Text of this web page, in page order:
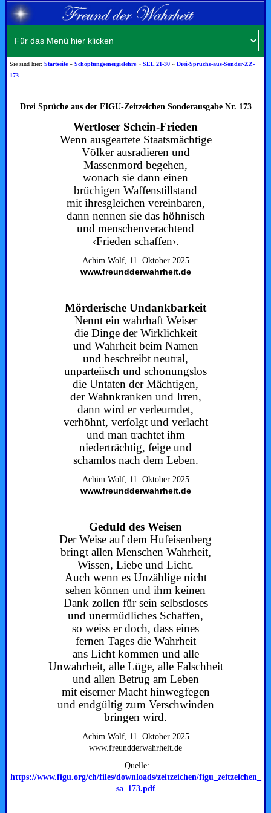
Sie sind hier:Startseite»Schöpfungsenergielehre»SEL 21-30 »Drei-Sprüche-aus-Sonder-ZZ-
173
Drei Sprüche aus der FIGU-Zeitzeichen Sonderausgabe Nr. 173
Wertloser Schein-Frieden
Wenn ausgeartete Staatsmächtige
Völker ausradieren und
Massenmord begehen,
wonach sie dann einen
brüchigen Waffenstillstand
mit ihresgleichen vereinbaren,
dann nennen sie das höhnisch
und menschenverachtend
‹Frieden schaffen›.
Achim Wolf, 11. Oktober 2025
www.freundderwahrheit.de
Mörderische Undankbarkeit
Nennt ein wahrhaft Weiser
die Dinge der Wirklichkeit
und Wahrheit beim Namen
und beschreibt neutral,
unparteiisch und schonungslos
die Untaten der Mächtigen,
der Wahnkranken und Irren,
dann wird er verleumdet,
verhöhnt, verfolgt und verlacht
und man trachtet ihm
niederträchtig, feige und
schamlos nach dem Leben.
Achim Wolf, 11. Oktober 2025
www.freundderwahrheit.de
Geduld des Weisen
Der Weise auf dem Hufeisenberg
bringt allen Menschen Wahrheit,
Wissen, Liebe und Licht.
Auch wenn es Unzählige nicht
sehen können und ihm keinen
Dank zollen für sein selbstloses
und unermüdliches Schaffen,
so weiss er doch, dass eines
fernen Tages die Wahrheit
ans Licht kommen und alle
Unwahrheit, alle Lüge, alle Falschheit
und allen Betrug am Leben
mit eiserner Macht hinwegfegen
und endgültig zum Verschwinden
bringen wird.
Achim Wolf, 11. Oktober 2025
www.freundderwahrheit.de
Quelle:
https://www.figu.org/ch/files/downloads/zeitzeichen/figu_zeitzeichen_
sa_173.pdf